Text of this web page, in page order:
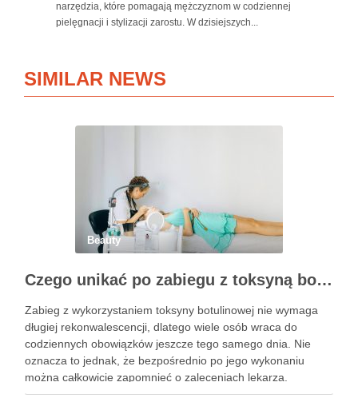
narzędzia, które pomagają mężczyznom w codziennej
pielęgnacji i stylizacji zarostu. W dzisiejszych...
SIMILAR NEWS
Beauty
Czego unikać po zabiegu z toksyną botulinową?
Zabieg z wykorzystaniem toksyny botulinowej nie wymaga
długiej rekonwalescencji, dlatego wiele osób wraca do
codziennych obowiązków jeszcze tego samego dnia. Nie
oznacza to jednak, że bezpośrednio po jego wykonaniu
można całkowicie zapomnieć o zaleceniach lekarza.
Pierwsze godziny i dni po zabiegu mają znaczenie dla